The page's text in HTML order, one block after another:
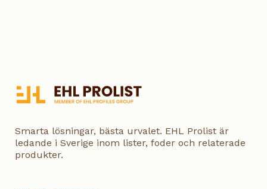
Smarta lösningar, bästa urvalet. EHL Prolist är
ledande i Sverige inom lister, foder och relaterade
produkter.